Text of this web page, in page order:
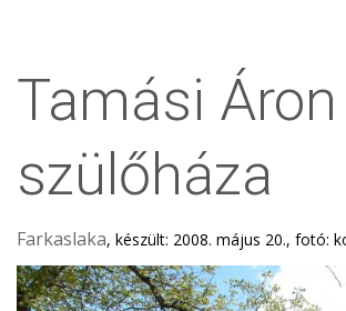
Tamási Áron
szülőháza
Farkaslaka, készült: 2008. május 20., fotó: